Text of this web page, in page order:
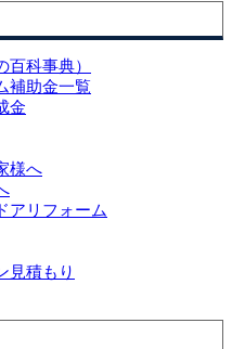
科事典）
補助金一覧
金
様へ
アリフォーム
見積もり